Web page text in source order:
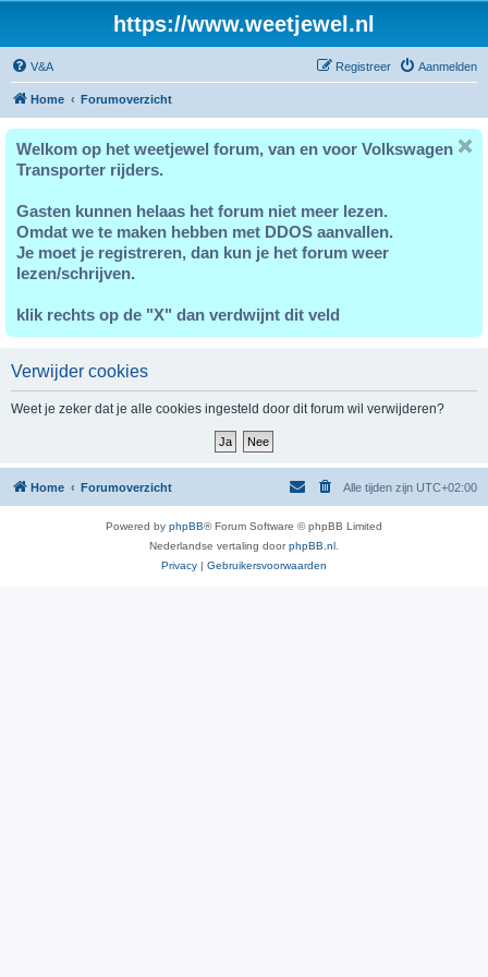
https://www.weetjewel.nl
V&A Aanmelden
Registreer
Home Forumoverzicht
Welkom op het weetjewel forum, van en voor Volkswagen
Transporter rijders.
Gasten kunnen helaas het forum niet meer lezen.
Omdat we te maken hebben met DDOS aanvallen.
Je moet je registreren, dan kun je het forum weer
lezen/schrijven.
klik rechts op de "X" dan verdwijnt dit veld
Verwijder cookies
Weet je zeker dat je alle cookies ingesteld door dit forum wil verwijderen?
Home Forumoverzicht Alle tijden zijn UTC+02:00
Powered by phpBB® Forum Software © phpBB Limited
Nederlandse vertaling doorphpBB.nl
Privacy | Gebruikersvoorwaarden